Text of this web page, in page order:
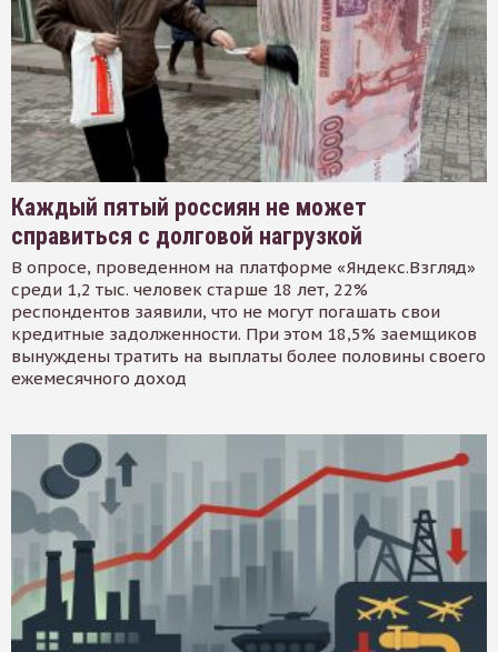
Каждый пятый россиян не может
справиться с долговой нагрузкой
В опросе, проведенном на платформе «Яндекс.Взгляд»
среди 1,2 тыс. человек старше 18 лет, 22%
респондентов заявили, что не могут погашать свои
кредитные задолженности. При этом 18,5% заемщиков
вынуждены тратить на выплаты более половины своего
ежемесячного доход